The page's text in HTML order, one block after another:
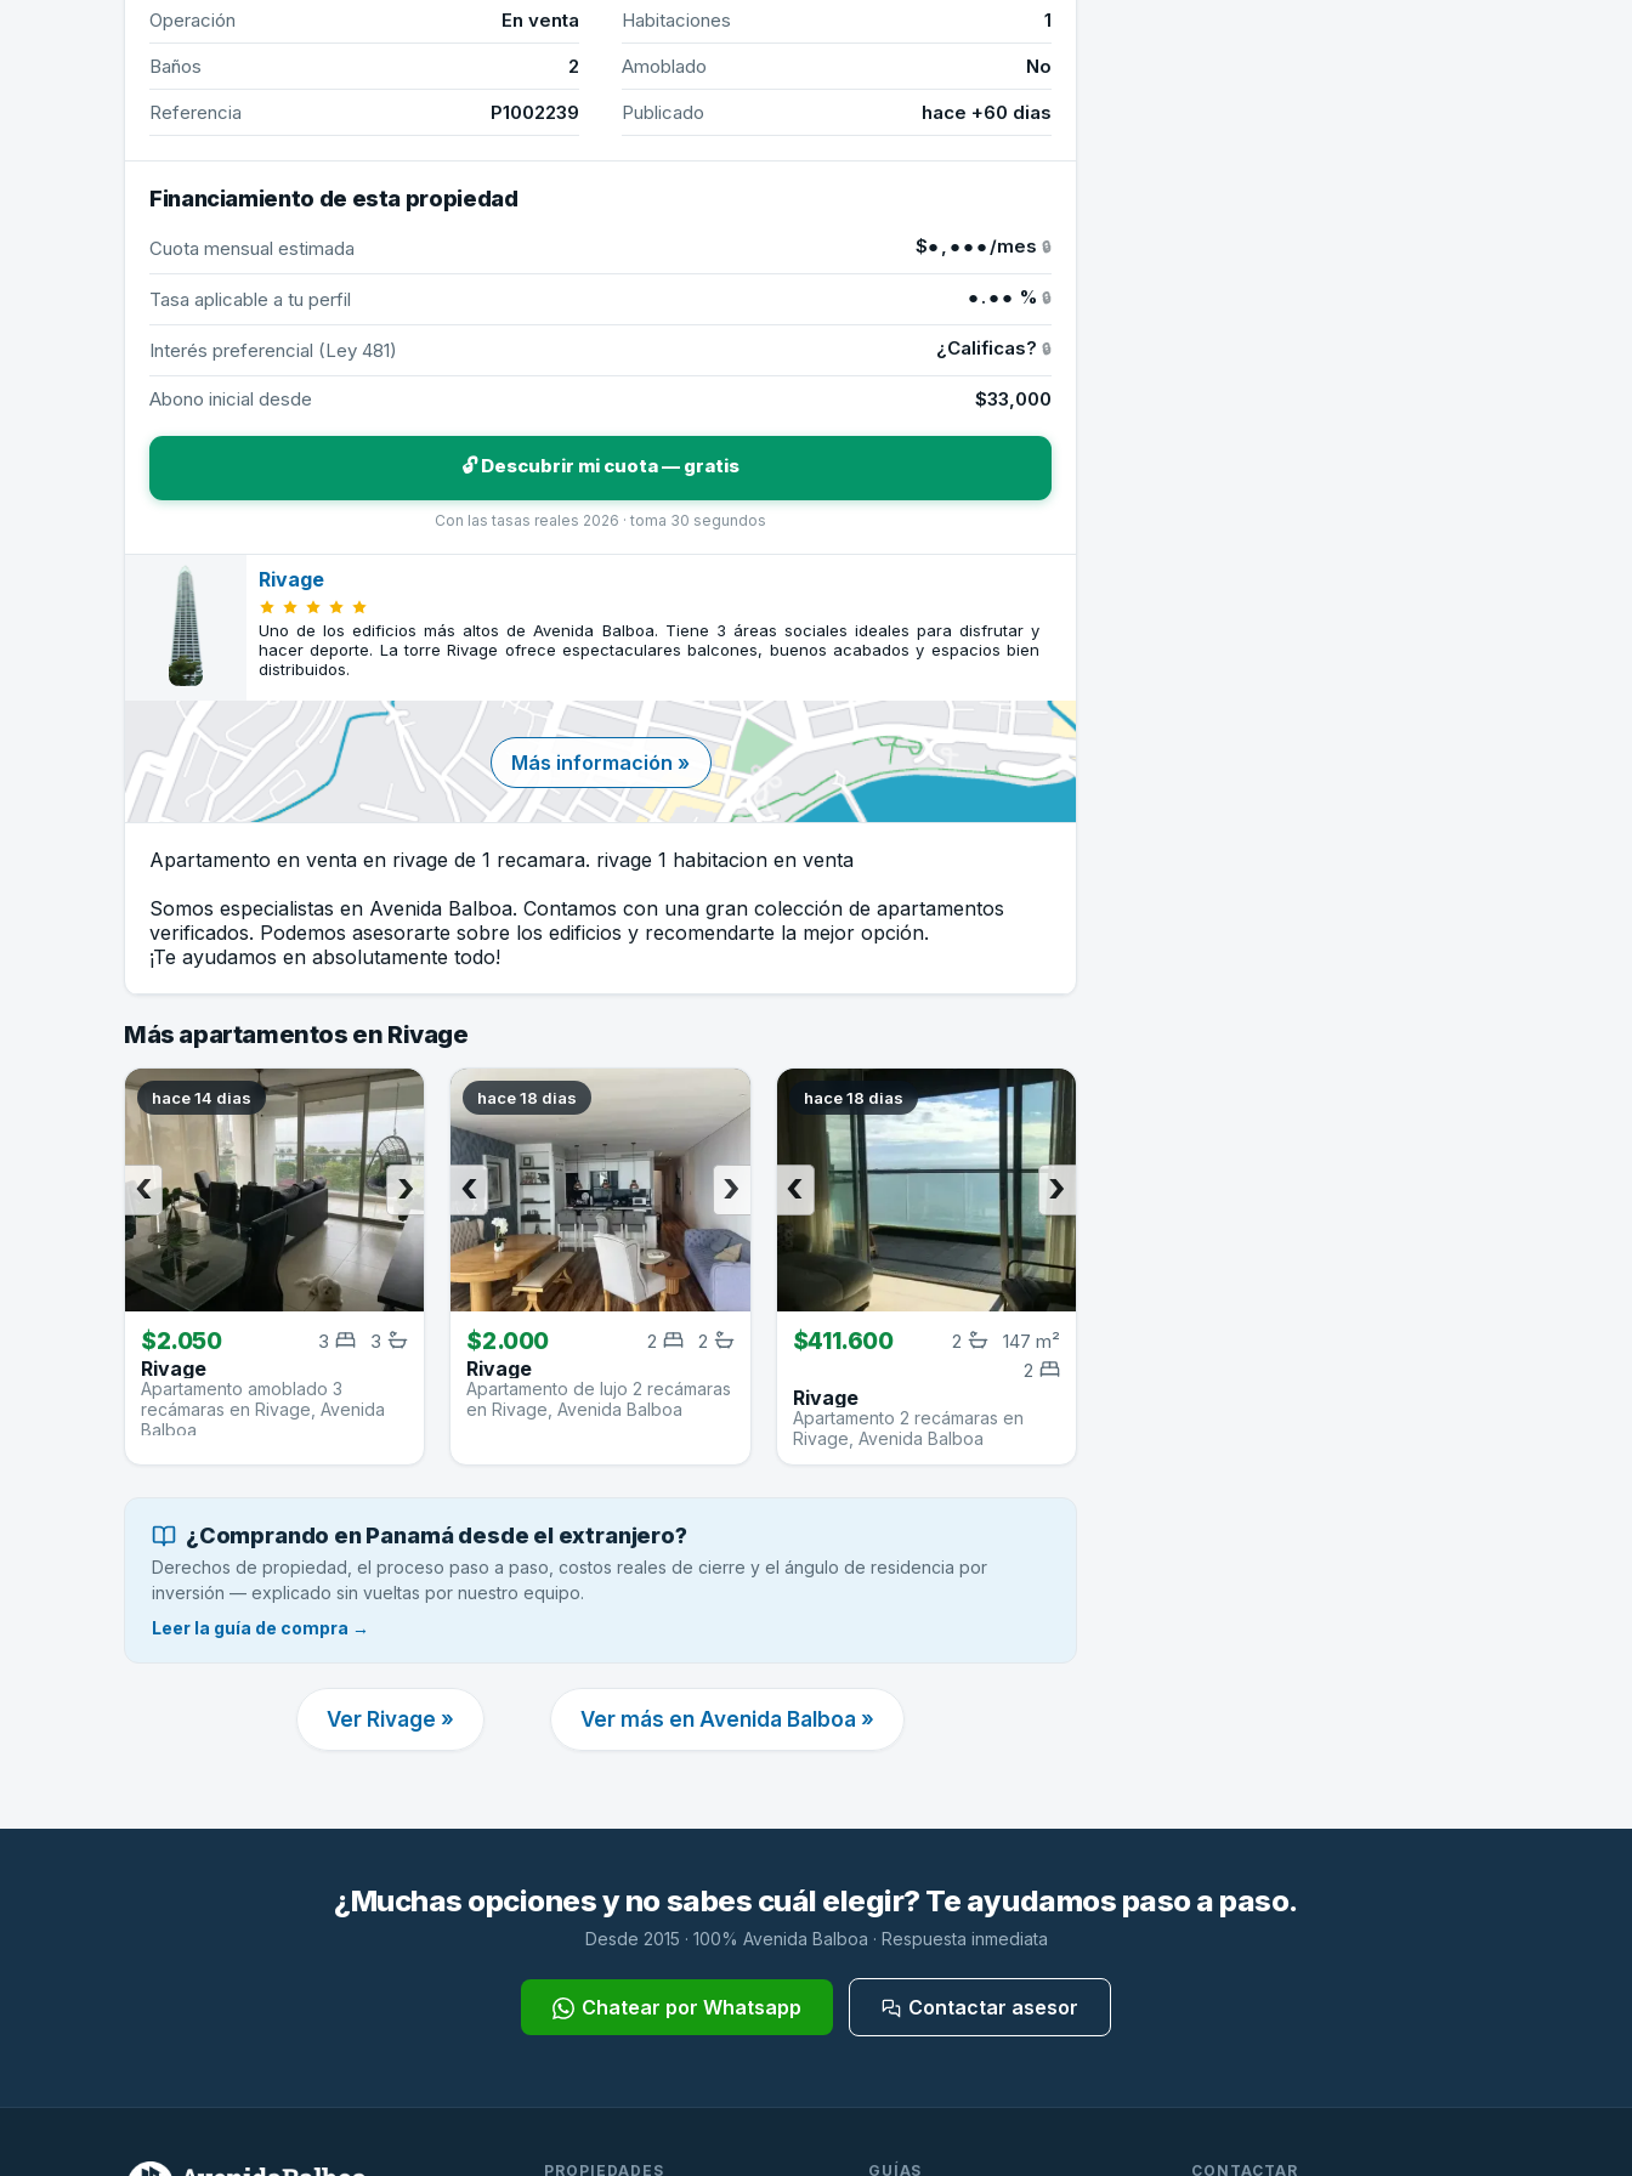
Operación En venta Habitaciones
1
Baños
2 Amoblado
No
Referencia
P1002239 Publicado hace +60 dias
Financiamiento de esta propiedad
Cuota mensual estimada $●,●●● /mes 🔒
Tasa aplicable a tu perfil ●.●● % 🔒
Interés preferencial (Ley 481) ¿Calificas? 🔒
Abono inicial desde $33,000
🔓 Descubrir mi cuota — gratis
Con las tasas reales 2026 · toma 30 segundos
Rivage
Uno de los edificios más altos de Avenida Balboa. Tiene 3 áreas sociales ideales para disfrutar y
hacer deporte. La torre Rivage ofrece espectaculares balcones, buenos acabados y espacios bien
distribuidos.
Más información »
Apartamento en venta en rivage de 1 recamara. rivage 1 habitacion en venta
Somos especialistas en Avenida Balboa. Contamos con una gran colección de apartamentos
verificados. Podemos asesorarte sobre los edificios y recomendarte la mejor opción.
¡Te ayudamos en absolutamente todo!
Más apartamentos en Rivage
hace 14 dias
›
‹
$2.050 3
3
Rivage
Apartamento amoblado 3
recámaras en Rivage, Avenida
Balboa
hace 18 dias
›
‹
$2.000 2
2
Rivage
Apartamento de lujo 2 recámaras
en Rivage, Avenida Balboa
hace 18 dias
›
‹
$411.600 147 m²
2
2
Rivage
Apartamento 2 recámaras en
Rivage, Avenida Balboa
¿Comprando en Panamá desde el extranjero?
Derechos de propiedad, el proceso paso a paso, costos reales de cierre y el ángulo de residencia por
inversión — explicado sin vueltas por nuestro equipo.
Leer la guía de compra →
Ver Rivage » Ver más en Avenida Balboa »
¿Muchas opciones y no sabes cuál elegir? Te ayudamos paso a paso.
Desde 2015 · 100% Avenida Balboa · Respuesta inmediata
Chatear por Whatsapp Contactar asesor
PROPIEDADES GUÍAS CONTACTAR